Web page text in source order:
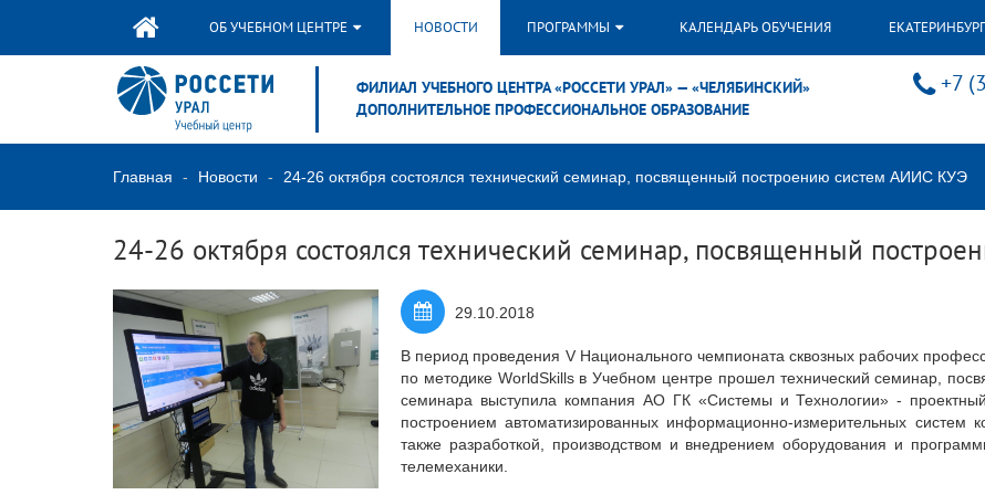
ОБ УЧЕБНОМ ЦЕНТРЕ НОВОСТИ ПРОГРАММЫ КАЛЕНДАРЬ ОБУЧЕНИЯ ЕКАТЕРИНБУРГ
ФИЛИАЛ УЧЕБНОГО ЦЕНТРА «РОССЕТИ УРАЛ» — «ЧЕЛЯБИНСКИЙ»
ДОПОЛНИТЕЛЬНОЕ ПРОФЕССИОНАЛЬНОЕ ОБРАЗОВАНИЕ
+7
Главная Новости 24-26 октября состоялся технический семинар, посвященный построению систем АИИС КУЭ
24-26 октября состоялся технический семинар, посвященный
29.10.2018
В период проведения V Национального чемпионата сквозных рабочих
по методике WorldSkills в Учебном центре прошел технический семинар,
семинара выступила компания АО ГК «Системы и Технологии» -
построением автоматизированных информационно-измерительных систем
также разработкой, производством и внедрением оборудования и
телемеханики.